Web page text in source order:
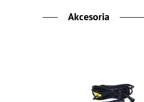
Akcesoria